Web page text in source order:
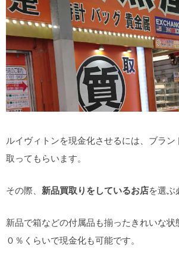
ルイヴィトンを現金化させるには、ブラン
取ってもらいます。
その際、 新品買取りをしているお店を選ぶ
新品で箱などの付属品も揃ったきれいな状
０％くらいで現金化も可能です。